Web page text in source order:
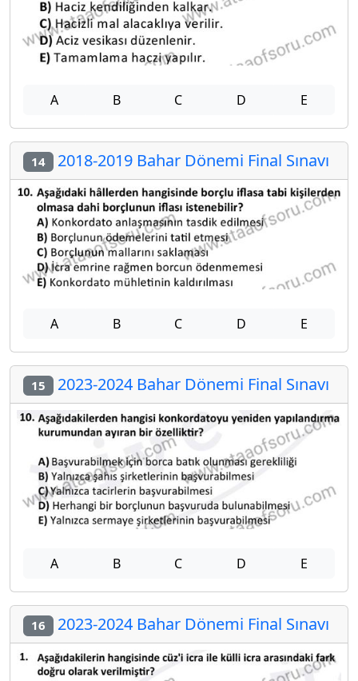
A B C D E
14 2018-2019 Bahar Dönemi Final Sınavı
A B C D E
15 2023-2024 Bahar Dönemi Final Sınavı
A B C D E
16 2023-2024 Bahar Dönemi Final Sınavı